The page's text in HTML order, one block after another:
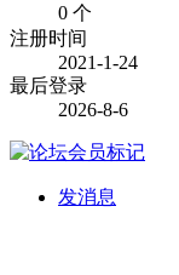
0 个
注册时间
2021-1-24
最后登录
2026-8-6
发消息